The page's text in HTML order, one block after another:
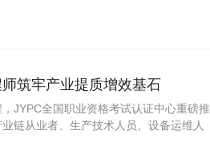
筑牢产业提质增效基石
JYPC全国职业资格考试认证中心重磅推
链从业者、生产技术人员、设备运维人